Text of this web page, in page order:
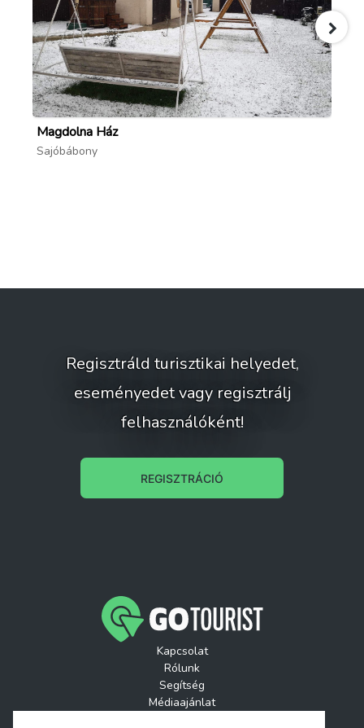
Magdolna Ház
Sajóbábony
Regisztráld turisztikai helyedet,
eseményedet vagy regisztrálj
felhasználóként!
REGISZTRÁCIÓ
Kapcsolat
Rólunk
Segítség
Médiaajánlat